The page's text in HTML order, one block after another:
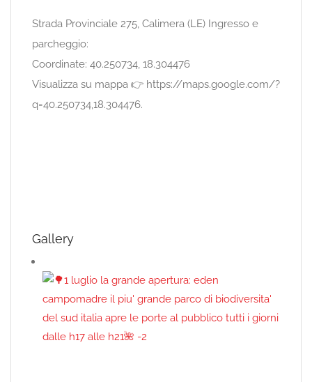
Strada Provinciale 275, Calimera (LE) Ingresso e
parcheggio:
Coordinate: 40.250734, 18.304476
Visualizza su mappa 👉 https://maps.google.com/?
q=40.250734,18.304476.
Gallery